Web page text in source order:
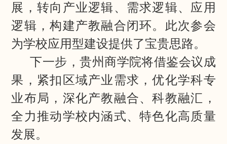
展，转向产业逻辑、需求逻辑、应用
逻辑，构建产教融合闭环。此次参会
为学校应用型建设提供了宝贵思路。
下一步，贵州商学院将借鉴会议成
果，紧扣区域产业需求，优化学科专
业布局，深化产教融合、科教融汇，
全力推动学校内涵式、特色化高质量
发展。